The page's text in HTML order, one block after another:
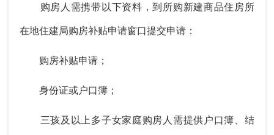
购房人需携带以下资料，到所购新建商品住房所
在地住建局购房补贴申请窗口提交申请：
购房补贴申请；
身份证或户口簿；
三孩及以上多子女家庭购房人需提供户口簿、结